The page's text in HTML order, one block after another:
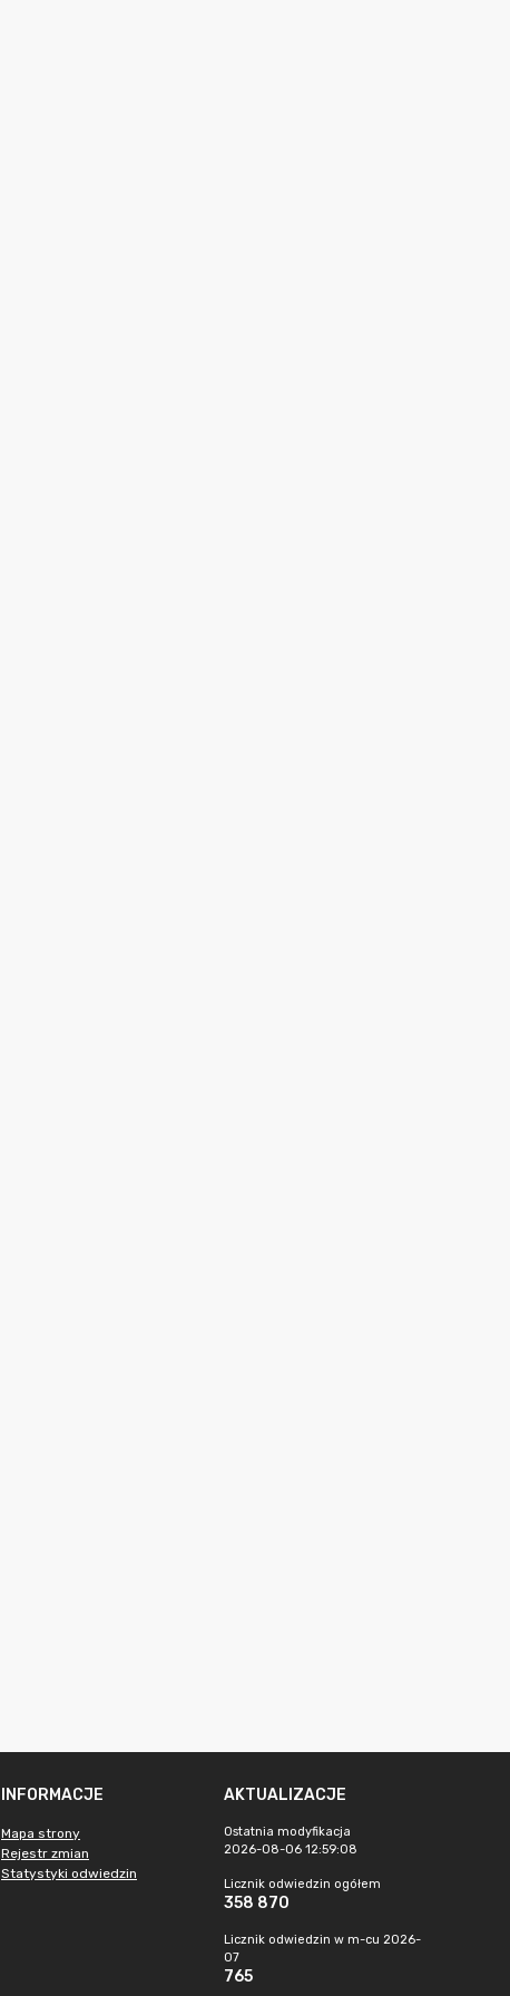
INFORMACJE
Mapa strony
Rejestr zmian
Statystyki odwiedzin
AKTUALIZACJE
Ostatnia modyfikacja
2026-08-06 12:59:08
Licznik odwiedzin ogółem
358 870
Licznik odwiedzin w m-cu 2026-
07
765